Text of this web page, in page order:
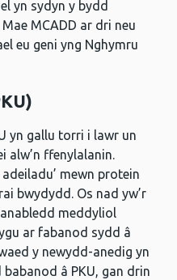
yn sydyn y bydd
MCADD ar dri neu
eu geni yng Nghymru
yn gallu torri i lawr un
alw’n ffenylalanin.
mewn protein
bwydydd. Os nad yw’r
meddyliol
ar fabanod sydd â
y newydd-anedig yn
â PKU, gan drin